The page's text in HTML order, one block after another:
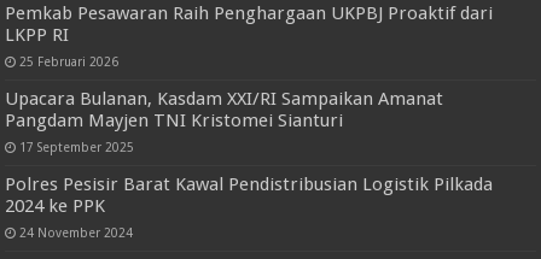
Pemkab Pesawaran Raih Penghargaan UKPBJ Proaktif dari
LKPP RI
25 Februari 2026
Upacara Bulanan, Kasdam XXI/RI Sampaikan Amanat
Pangdam Mayjen TNI Kristomei Sianturi
17 September 2025
Polres Pesisir Barat Kawal Pendistribusian Logistik Pilkada
2024 ke PPK
24 November 2024